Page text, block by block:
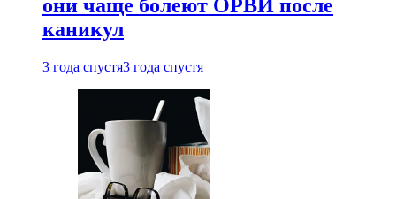
они чаще болеют ОРВИ после
каникул
3 года спустя3 года спустя